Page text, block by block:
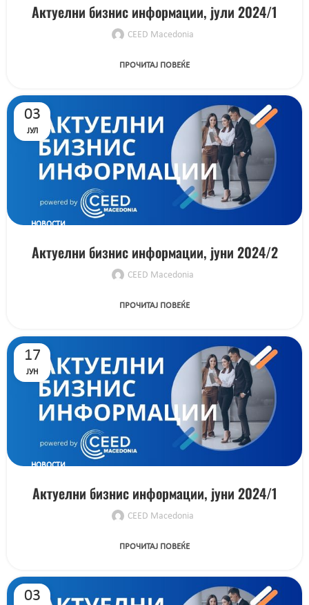
Актуелни бизнис информации, јули 2024/1
CEED Macedonia
ПРОЧИТАЈ ПОВЕЌЕ
03
ЈУЛ
НОВОСТИ
Актуелни бизнис информации, јуни 2024/2
CEED Macedonia
ПРОЧИТАЈ ПОВЕЌЕ
17
ЈУН
НОВОСТИ
Актуелни бизнис информации, јуни 2024/1
CEED Macedonia
ПРОЧИТАЈ ПОВЕЌЕ
03